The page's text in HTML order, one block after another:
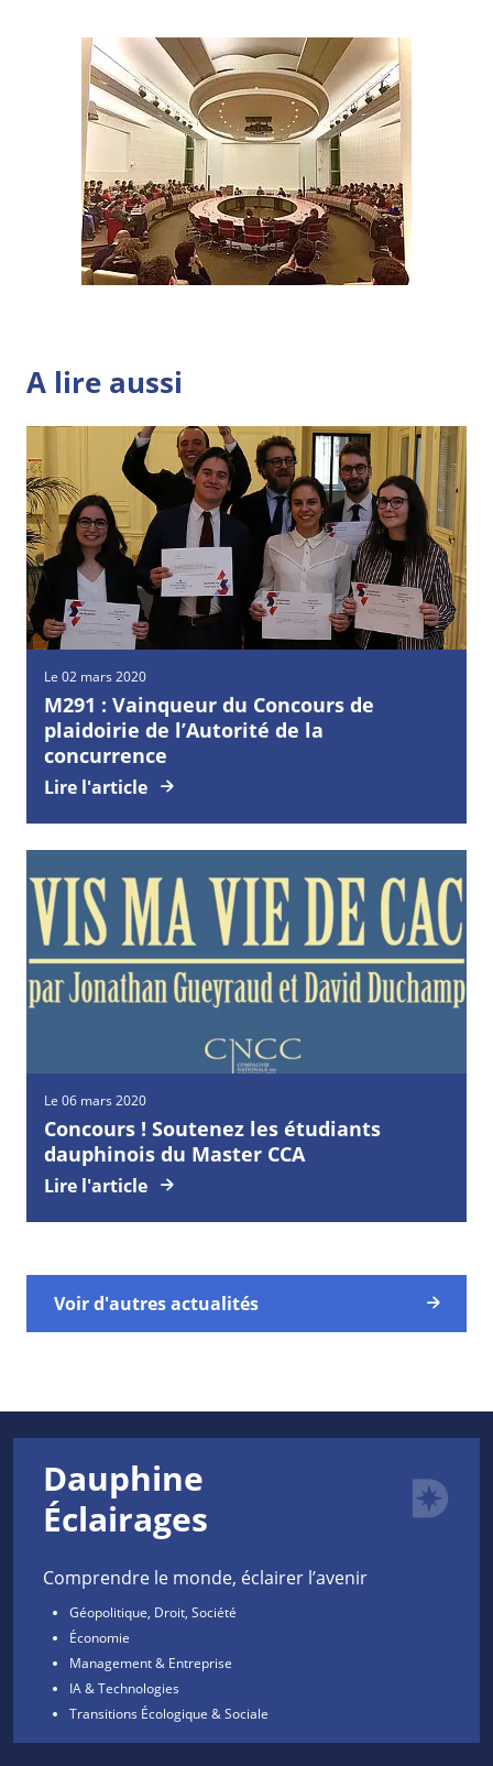
A lire aussi
Le 02 mars 2020
M291 : Vainqueur du Concours de
plaidoirie de l’Autorité de la
concurrence
Lire l'article
Le 06 mars 2020
Concours ! Soutenez les étudiants
dauphinois du Master CCA
Lire l'article
Voir d'autres actualités
Dauphine
Éclairages
Comprendre le monde, éclairer l’avenir
Géopolitique, Droit, Société
Économie
Management & Entreprise
IA & Technologies
Transitions Écologique & Sociale